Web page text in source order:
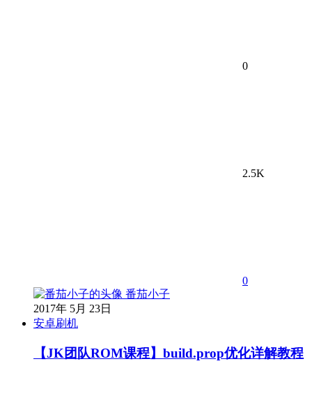
0
2.5K
0
番茄小子
2017年 5月 23日
安卓刷机
【JK团队ROM课程】build.prop优化详解教程